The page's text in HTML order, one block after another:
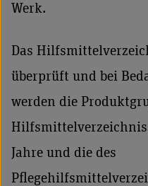
Werk.
Das
überprüft und bei
werden die
Jahre und die des